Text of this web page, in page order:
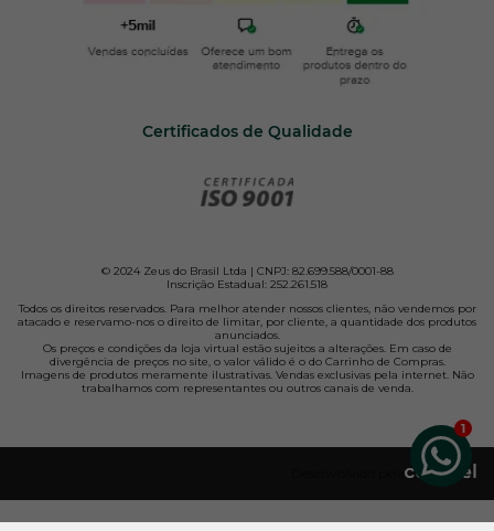
Certificados de Qualidade
© 2024 Zeus do Brasil Ltda | CNPJ: 82.699.588/0001-88
Inscrição Estadual: 252.261.518
Todos os direitos reservados. Para melhor atender nossos clientes, não vendemos por
atacado e reservamo-nos o direito de limitar, por cliente, a quantidade dos produtos
anunciados.
Os preços e condições da loja virtual estão sujeitos a alterações. Em caso de
divergência de preços no site, o valor válido é o do Carrinho de Compras.
Imagens de produtos meramente ilustrativas. Vendas exclusivas pela internet. Não
trabalhamos com representantes ou outros canais de venda.